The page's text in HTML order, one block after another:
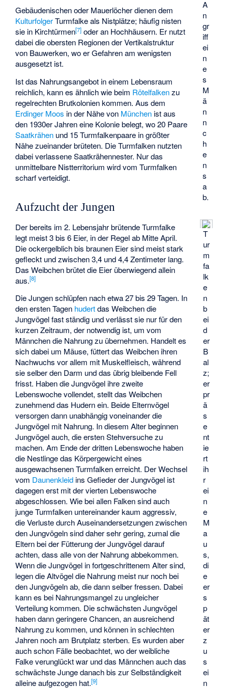
A
n
gr
iff
ei
n
e
s
M
ä
n
n
c
h
e
n
s
a
b.
T
ur
m
fa
lk
e
n
b
ei
d
er
B
al
z;
er
pr
ä
s
e
nt
ie
rt
ih
r
ei
n
e
M
a
u
s,
di
e
er
s
p
ät
er
z
u
s
ei
n
Gebäudenischen oder Mauerlöcher dienen dem
KulturfolgerTurmfalke als Nistplätze; häufig nisten
sie in Kirchtürmen[7] oder an Hochhäusern. Er nutzt
dabei die obersten Regionen der Vertikalstruktur
von Bauwerken, wo er Gefahren am wenigsten
ausgesetzt ist.
Ist das Nahrungsangebot in einem Lebensraum
reichlich, kann es ähnlich wie beim Rötelfalkenzu
regelrechten Brutkolonien kommen. Aus dem
Erdinger Moos in der Nähe von München ist aus
den 1930er Jahren eine Kolonie belegt, wo 20 Paare
Saatkrähen und 15 Turmfalkenpaare in größter
Nähe zueinander brüteten. Die Turmfalken nutzten
dabei verlassene Saatkrähennester. Nur das
unmittelbare Nistterritorium wird vom Turmfalken
scharf verteidigt.
Aufzucht der Jungen
Der bereits im 2. Lebensjahr brütende Turmfalke
legt meist 3 bis 6 Eier, in der Regel ab Mitte April.
Die ockergelblich bis braunen Eier sind meist stark
gefleckt und zwischen 3,4 und 4,4 Zentimeter lang.
Das Weibchen brütet die Eier überwiegend allein
aus.[8]
Die Jungen schlüpfen nach etwa 27 bis 29 Tagen. In
den ersten Tagen hudertdas Weibchen die
Jungvögel fast ständig und verlässt sie nur für den
kurzen Zeitraum, der notwendig ist, um vom
Männchen die Nahrung zu übernehmen. Handelt es
sich dabei um Mäuse, füttert das Weibchen ihren
Nachwuchs vor allem mit Muskelfleisch, während
sie selber den Darm und das übrig bleibende Fell
frisst. Haben die Jungvögel ihre zweite
Lebenswoche vollendet, stellt das Weibchen
zunehmend das Hudern ein. Beide Elternvögel
versorgen dann unabhängig voneinander die
Jungvögel mit Nahrung. In diesem Alter beginnen
Jungvögel auch, die ersten Stehversuche zu
machen. Am Ende der dritten Lebenswoche haben
die Nestlinge das Körpergewicht eines
ausgewachsenen Turmfalken erreicht. Der Wechsel
vom Daunenkleid ins Gefieder der Jungvögel ist
dagegen erst mit der vierten Lebenswoche
abgeschlossen. Wie bei allen Falken sind auch
junge Turmfalken untereinander kaum aggressiv,
die Verluste durch Auseinandersetzungen zwischen
den Jungvögeln sind daher sehr gering, zumal die
Eltern bei der Fütterung der Jungvögel darauf
achten, dass alle von der Nahrung abbekommen.
Wenn die Jungvögel in fortgeschrittenem Alter sind,
legen die Altvögel die Nahrung meist nur noch bei
den Jungvögeln ab, die dann selber fressen. Dabei
kann es bei Nahrungsmangel zu ungleicher
Verteilung kommen. Die schwächsten Jungvögel
haben dann geringere Chancen, an ausreichend
Nahrung zu kommen, und können in schlechten
Jahren noch am Brutplatz sterben. Es wurden aber
auch schon Fälle beobachtet, wo der weibliche
Falke verunglückt war und das Männchen auch das
schwächste Junge danach bis zur Selbständigkeit
alleine aufgezogen hat.[9]